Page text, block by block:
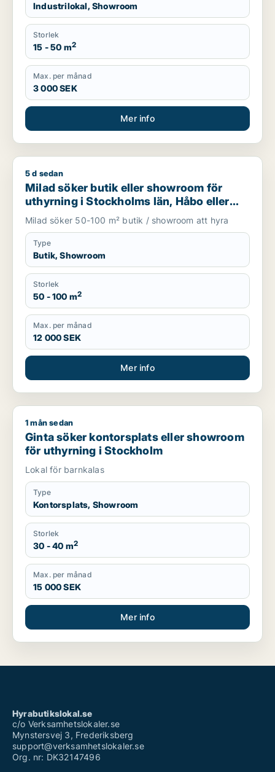
Industrilokal, Showroom
Storlek
15 - 50 m2
Max. per månad
3 000 SEK
Mer info
Milad söker butik eller showroom för uthyrning i Stockholms
5 d sedan
Milad söker butik eller showroom för
uthyrning i Stockholms län, Håbo eller
Knivsta
Milad söker 50-100 m² butik / showroom att hyra
Type
Butik, Showroom
Storlek
50 - 100 m2
Max. per månad
12 000 SEK
Mer info
Ginta söker kontorsplats eller showroom för uthyrning i
1 mån sedan
Ginta söker kontorsplats eller showroom
för uthyrning i Stockholm
Lokal för barnkalas
Type
Kontorsplats, Showroom
Storlek
30 - 40 m2
Max. per månad
15 000 SEK
Mer info
Hyrabutikslokal.se
c/o Verksamhetslokaler.se
Mynstersvej 3, Frederiksberg
support@verksamhetslokaler.se
Org. nr: DK32147496